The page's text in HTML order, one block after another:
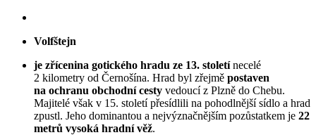
Volfštejn
je zřícenina gotického hradu ze 13. stoletínecelé
2 kilometry od Černošína. Hrad byl zřejmě postaven
na ochranu obchodní cesty vedoucí z Plzně do Chebu.
Majitelé však v 15. století přesídlili na pohodlnější sídlo a hrad
zpustl. Jeho dominantou a nejvýznačnějším pozůstatkem je 22
metrů vysoká hradní věž.